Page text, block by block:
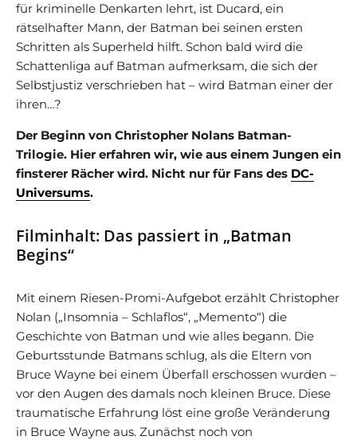
für kriminelle Denkarten lehrt, ist Ducard, ein
rätselhafter Mann, der Batman bei seinen ersten
Schritten als Superheld hilft. Schon bald wird die
Schattenliga auf Batman aufmerksam, die sich der
Selbstjustiz verschrieben hat – wird Batman einer der
ihren…?
Der Beginn von Christopher Nolans Batman-
Trilogie. Hier erfahren wir, wie aus einem Jungen ein
finsterer Rächer wird. Nicht nur für Fans des DC-
Universums.
Filminhalt: Das passiert in „Batman
Begins“
Mit einem Riesen-Promi-Aufgebot erzählt Christopher
Nolan („Insomnia – Schlaflos“, „Memento“) die
Geschichte von Batman und wie alles begann. Die
Geburtsstunde Batmans schlug, als die Eltern von
Bruce Wayne bei einem Überfall erschossen wurden –
vor den Augen des damals noch kleinen Bruce. Diese
traumatische Erfahrung löst eine große Veränderung
in Bruce Wayne aus. Zunächst noch von